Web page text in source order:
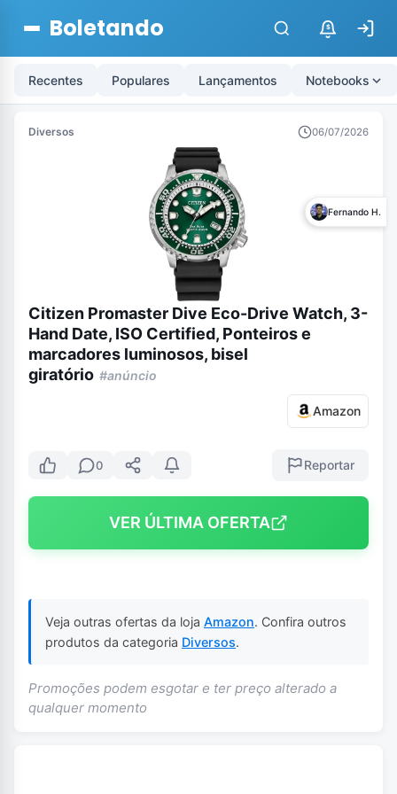
Boletando $
Recentes Populares Lançamentos Notebooks
Diversos 06/07/2026
Fernando H.
Citizen Promaster Dive Eco-Drive Watch, 3-
Hand Date, ISO Certified, Ponteiros e
marcadores luminosos, bisel
giratório #anúncio
Amazon
0 Reportar
VER ÚLTIMA OFERTA
Veja outras ofertas da loja Amazon. Confira outros
produtos da categoria Diversos.
Promoções podem esgotar e ter preço alterado a
qualquer momento